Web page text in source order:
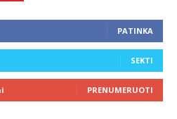
PATINKA
SEKTI
PRENUMERUOTI